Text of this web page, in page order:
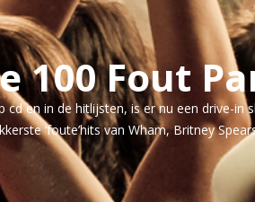
100 Fout
en in de hitlijsten, is er nu een drive-
‘foute’hits van Wham, Britney